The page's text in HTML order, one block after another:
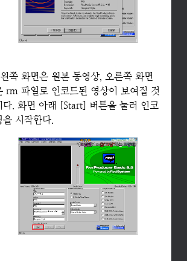
왼쪽 화면은 원본 동영상, 오른쪽 화면
rm 파일로 인코드된 영상이 보여질 것
다. 화면 아래 [Start] 버튼을 눌러 인코
을 시작한다.